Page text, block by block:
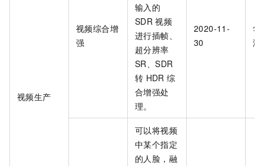
视频生产
视频综合增
强
输入的
SDR 视频
进行插帧、
超分辨率
SR、SDR
转 HDR 综
合增强处
理。
2020-11-
30
华
海
可以将视频
中某个指定
的人脸，融